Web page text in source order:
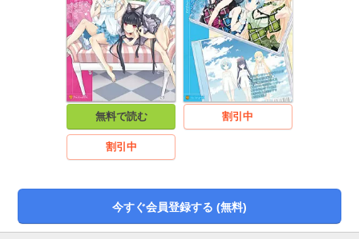
無料で読む
割引中
割引中
今すぐ会員登録する (無料)